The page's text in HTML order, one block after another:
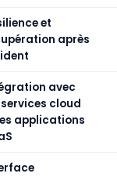
et
après
avec
services cloud
applications